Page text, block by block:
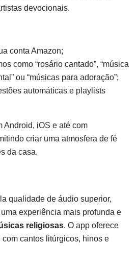
devocionais.
conta Amazon;
como “rosário cantado”, “música
ou “músicas para adoração”;
automáticas e playlists
Android, iOS e até com
criar uma atmosfera de fé
da casa.
qualidade de áudio superior,
experiência mais profunda e
religiosas. O app oferece
cantos litúrgicos, hinos e